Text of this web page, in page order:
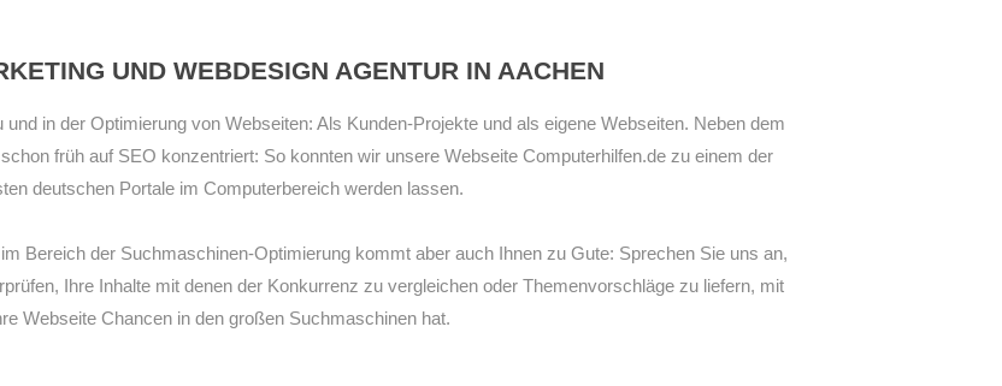
UND WEBDESIGN AGENTUR IN AACHEN
in der Optimierung von Webseiten: Als Kunden-Projekte und als eigene Webseiten. Neben dem
früh auf SEO konzentriert: So konnten wir unsere Webseite Computerhilfen.de zu einem der
deutschen Portale im Computerbereich werden lassen.
Bereich der Suchmaschinen-Optimierung kommt aber auch Ihnen zu Gute: Sprechen Sie uns an,
Ihre Inhalte mit denen der Konkurrenz zu vergleichen oder Themenvorschläge zu liefern, mit
Webseite Chancen in den großen Suchmaschinen hat.